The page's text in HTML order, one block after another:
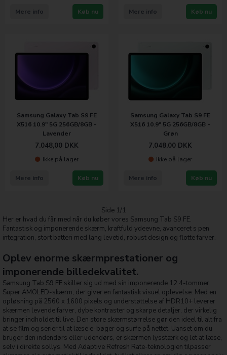
Køb nu
Mere info Køb nu
Mere info
Samsung Galaxy Tab S9 FE
X516 10.9" 5G 256GB/8GB -
Lavender
7.048,00 DKK
Ikke på lager
Køb nu
Mere info
Samsung Galaxy Tab S9 FE
X516 10.9" 5G 256GB/8GB -
Grøn
7.048,00 DKK
Ikke på lager
Køb nu
Mere info
Side 1/1
Her er hvad du får med når du køber vores Samsung Tab S9 FE.
Fantastisk og imponerende skærm, kraftfuld ydeevne, avanceret s pen
integration, stort batteri med lang levetid, robust design og flotte farver.
Oplev enorme skærmprestationer og
imponerende billedekvalitet.
Samsung Tab S9 FE skiller sig ud med sin imponerende 12.4-tommer
Super AMOLED-skærm, der giver en fantastisk visuel oplevelse. Med en
opløsning på 2560 x 1600 pixels og understøttelse af HDR10+ leverer
skærmen levende farver, dybe kontraster og skarpe detaljer, der virkelig
bringer indholdet til live. Den store skærmstørrelse gør den ideel til alt fra
at se film og serier til at læse e-bøger og surfe på nettet. Uanset om du
bruger den indendørs eller udendørs, er skærmen lysstærk og let at læse,
selv i direkte sollys. Med Adaptive Refresh Rate-teknologien tilpasser